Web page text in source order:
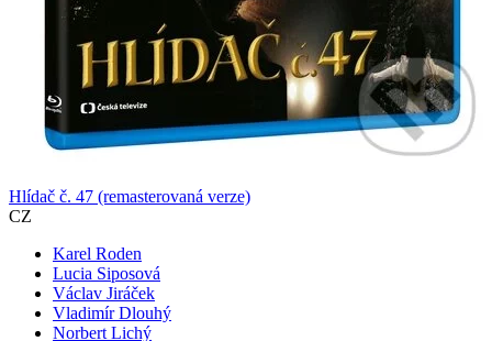
Hlídač č. 47 (remasterovaná verze)
CZ
Karel Roden
Lucia Siposová
Václav Jiráček
Vladimír Dlouhý
Norbert Lichý